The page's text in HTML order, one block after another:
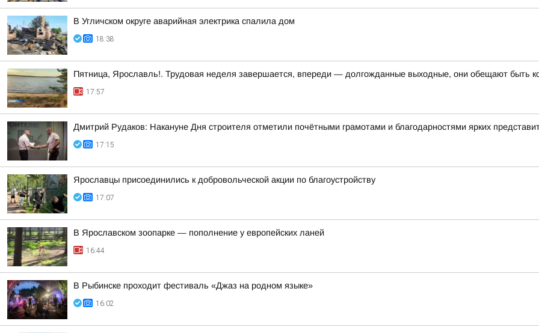
В Угличском округе аварийная электрика спалила дом
18:38
Пятница, Ярославль!. Трудовая неделя завершается, впереди — долгожданные выходные, они обещают быть
17:57
Дмитрий Рудаков: Накануне Дня строителя отметили почётными грамотами и благодарностями ярких
17:15
Ярославцы присоединились к добровольческой акции по благоустройству
17:07
В Ярославском зоопарке — пополнение у европейских ланей
16:44
В Рыбинске проходит фестиваль «Джаз на родном языке»
16:02